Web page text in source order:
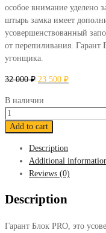
особое внимание уделено
штырь замка имеет
усовершенствованный
от перепиливания. Гарант
угонщика.
32 000₽ 23 500 ₽
В наличии
Гарант
Блок
quantity
Add to cart
Description
Additional
Reviews (0)
Description
Гарант Блок PRO, это